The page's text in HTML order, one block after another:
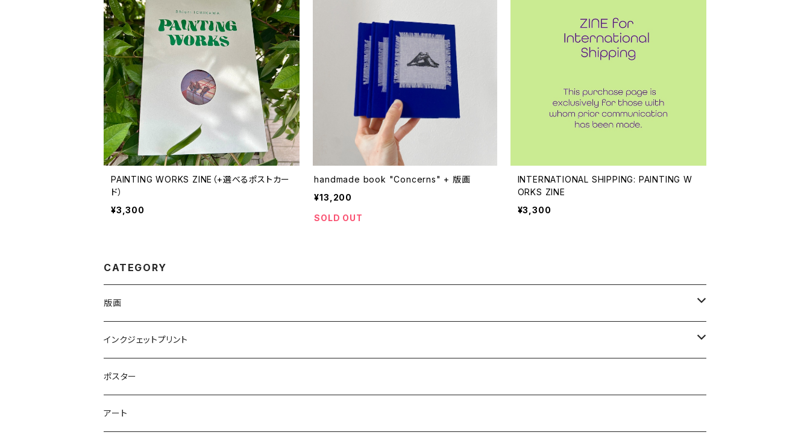
PAINTING WORKS ZINE（+選べるポストカー
ド）
¥3,300
handmade book "Concerns" + 版画
¥13,200
SOLD OUT
INTERNATIONAL SHIPPING: PAINTING W
ORKS ZINE
¥3,300
CATEGORY
版画
シルクスクリーン
シルクスクリーンアート
シルクスクリーングッズ
銅版画
リトグラフ
インクジェットプリント
オフセットプリント
ポスター
アート